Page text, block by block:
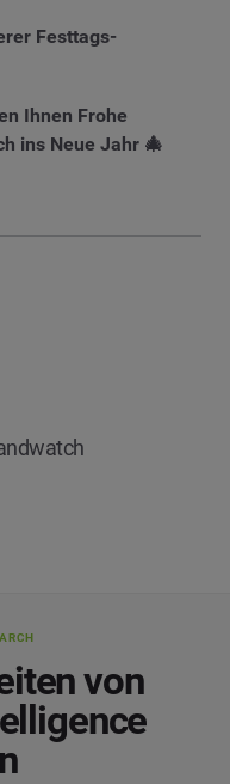
Festtags-
Ihnen Frohe
ins Neue Jahr 🎄
von